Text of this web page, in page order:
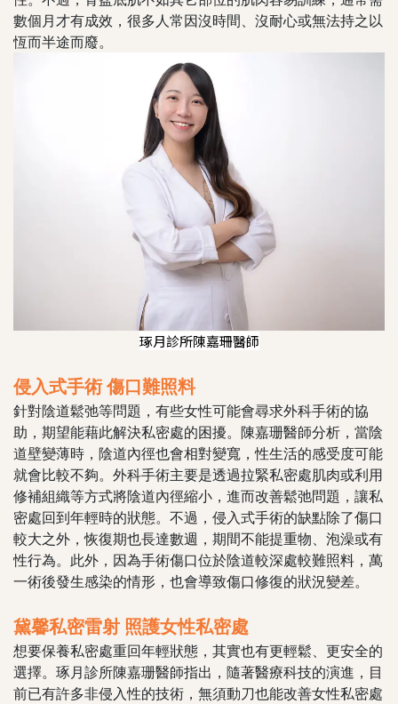
數個月才有成效，很多人常因沒時間、沒耐心或無法持之以
恆而半途而廢。
琢月診所陳嘉珊醫師
侵入式手術 傷口難照料
針對陰道鬆弛等問題，有些女性可能會尋求外科手術的協
助，期望能藉此解決私密處的困擾。陳嘉珊醫師分析，當陰
道壁變薄時，陰道內徑也會相對變寬，性生活的感受度可能
就會比較不夠。外科手術主要是透過拉緊私密處肌肉或利用
修補組織等方式將陰道內徑縮小，進而改善鬆弛問題，讓私
密處回到年輕時的狀態。不過，侵入式手術的缺點除了傷口
較大之外，恢復期也長達數週，期間不能提重物、泡澡或有
性行為。此外，因為手術傷口位於陰道較深處較難照料，萬
一術後發生感染的情形，也會導致傷口修復的狀況變差。
黛馨私密雷射 照護女性私密處
想要保養私密處重回年輕狀態，其實也有更輕鬆、更安全的
選擇。琢月診所陳嘉珊醫師指出，隨著醫療科技的演進，目
前已有許多非侵入性的技術，無須動刀也能改善女性私密處